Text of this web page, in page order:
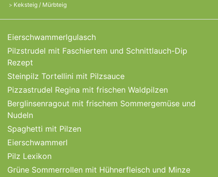
Keksteig / Mürbteig
Eierschwammerlgulasch
Pilzstrudel mit Faschiertem und Schnittlauch-Dip
Rezept
Steinpilz Tortellini mit Pilzsauce
Pizzastrudel Regina mit frischen Waldpilzen
Berglinsenragout mit frischem Sommergemüse und
Nudeln
Spaghetti mit Pilzen
Eierschwammerl
Pilz Lexikon
Grüne Sommerrollen mit Hühnerfleisch und Minze